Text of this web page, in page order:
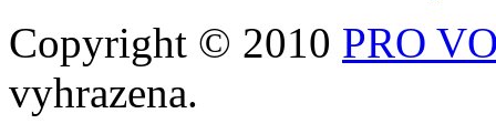
Copyright © 2010 PRO
vyhrazena.